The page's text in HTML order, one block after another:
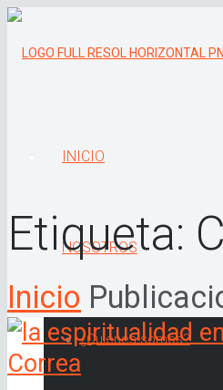
INICIO
NOSOTROS
¿Quiénes somos?
Etiqueta:
Inicio